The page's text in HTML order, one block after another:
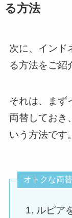
る方法
次に、インド
る方法をご紹
それは、まず
両替しておき
いう方法です。
オトクな両
ルピア